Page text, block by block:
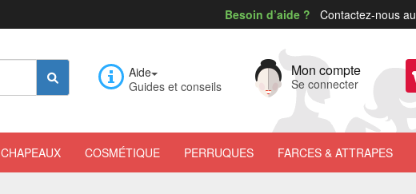
Besoin d’aide ? Contactez-nous au
Aide
Guides et conseils
Mon compte
Se connecter
CHAPEAUX COSMÉTIQUE PERRUQUES FARCES & ATTRAPES